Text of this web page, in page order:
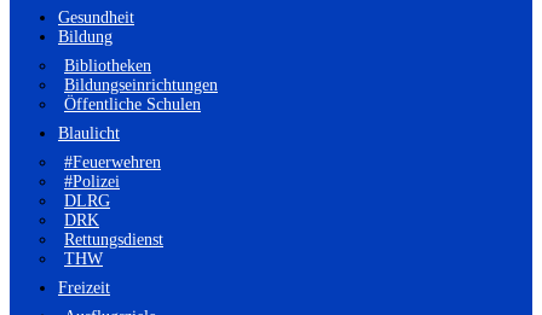
Gesundheit
Bildung
Bibliotheken
Bildungseinrichtungen
Öffentliche Schulen
Blaulicht
#Feuerwehren
#Polizei
DLRG
DRK
Rettungsdienst
THW
Freizeit